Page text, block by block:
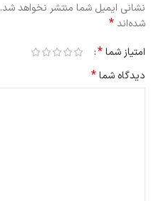
می‌شود.
نشانی ایمیل شما منتشر نخواهد شد.
شده‌اند*
امتیاز شما*
دیدگاه شما*